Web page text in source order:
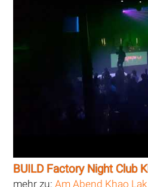
BUILD Factory Night Club
mehr zu:Am Abend Khao Lak